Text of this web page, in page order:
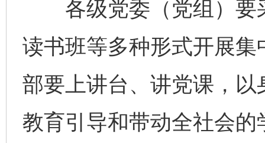
各级党委（党组）要
读书班等多种形式开展
部要上讲台、讲党课，
教育引导和带动全社会的
千年窑火 生生不息